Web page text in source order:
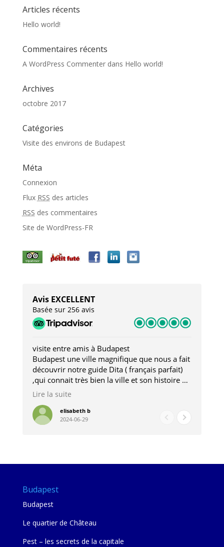
Articles récents
Hello world!
Commentaires récents
A WordPress Commenterdans Hello world!
Archives
octobre 2017
Catégories
Visite des environs de Budapest
Méta
Connexion
Flux RSS des articles
RSS des commentaires
Site de WordPress-FR
Avis EXCELLENT
Basée sur 256 avis
visite entre amis à Budapest
Budapest une ville magnifique que nous a fait
découvrir notre guide Dita ( français parfait)
,qui connait très bien la ville et son histoire et
qui nous a permis d'accéder à des lieux
pour les restaurants . A la fin de notre séjour
nous étions plus avec une amie qu' une guide
Lire la suite
elisabeth b
2024-06-29
Budapest
Budapest
Le quartier de Château
Pest – les secrets de la capitale